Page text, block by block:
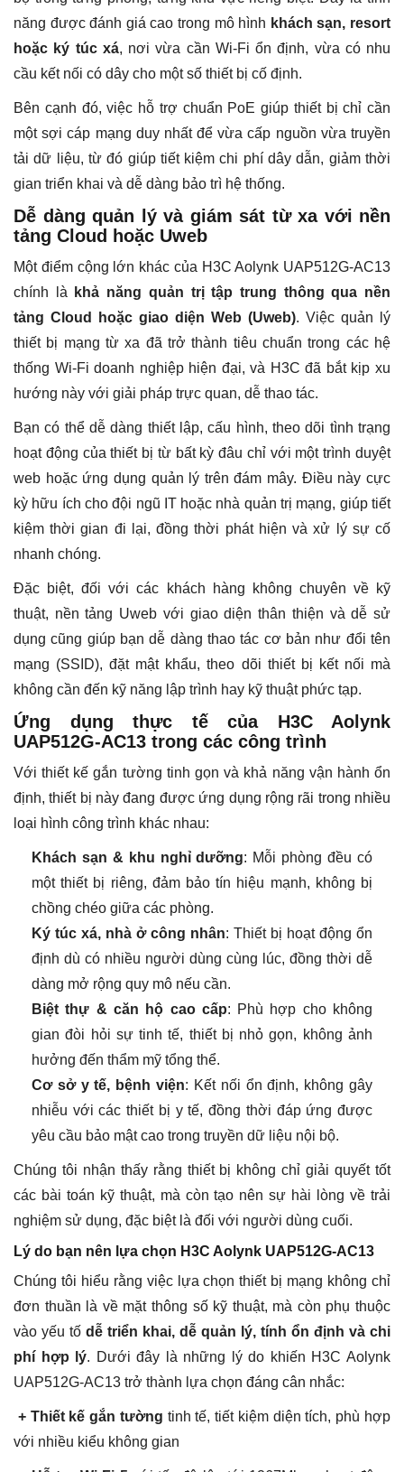
năng được đánh giá cao trong mô hình khách sạn, resort
hoặc ký túc xá, nơi vừa cần Wi-Fi ổn định, vừa có nhu
cầu kết nối có dây cho một số thiết bị cố định.
Bên cạnh đó, việc hỗ trợ chuẩn PoE giúp thiết bị chỉ cần
một sợi cáp mạng duy nhất để vừa cấp nguồn vừa truyền
tải dữ liệu, từ đó giúp tiết kiệm chi phí dây dẫn, giảm thời
gian triển khai và dễ dàng bảo trì hệ thống.
Dễ dàng quản lý và giám sát từ xa với nền
tảng Cloud hoặc Uweb
Một điểm cộng lớn khác của H3C Aolynk UAP512G-AC13
chính là
khả năng quản trị tập trung thông qua nền
tảng Cloud hoặc giao diện Web (Uweb). Việc quản lý
thiết bị mạng từ xa đã trở thành tiêu chuẩn trong các hệ
thống Wi-Fi doanh nghiệp hiện đại, và H3C đã bắt kịp xu
hướng này với giải pháp trực quan, dễ thao tác.
Bạn có thể dễ dàng thiết lập, cấu hình, theo dõi tình trạng
hoạt động của thiết bị từ bất kỳ đâu chỉ với một trình duyệt
web hoặc ứng dụng quản lý trên đám mây. Điều này cực
kỳ hữu ích cho đội ngũ IT hoặc nhà quản trị mạng, giúp tiết
kiệm thời gian đi lại, đồng thời phát hiện và xử lý sự cố
nhanh chóng.
Đặc biệt, đối với các khách hàng không chuyên về kỹ
thuật, nền tảng Uweb với giao diện thân thiện và dễ sử
dụng cũng giúp bạn dễ dàng thao tác cơ bản như đổi tên
mạng (SSID), đặt mật khẩu, theo dõi thiết bị kết nối mà
không cần đến kỹ năng lập trình hay kỹ thuật phức tạp.
Ứng dụng thực tế của H3C Aolynk
UAP512G-AC13 trong các công trình
Với thiết kế gắn tường tinh gọn và khả năng vận hành ổn
định, thiết bị này đang được ứng dụng rộng rãi trong nhiều
loại hình công trình khác nhau:
Khách sạn & khu nghỉ dưỡng: Mỗi phòng đều có
một thiết bị riêng, đảm bảo tín hiệu mạnh, không bị
chồng chéo giữa các phòng.
Ký túc xá, nhà ở công nhân: Thiết bị hoạt động ổn
định dù có nhiều người dùng cùng lúc, đồng thời dễ
dàng mở rộng quy mô nếu cần.
Biệt thự & căn hộ cao cấp: Phù hợp cho không
gian đòi hỏi sự tinh tế, thiết bị nhỏ gọn, không ảnh
hưởng đến thẩm mỹ tổng thể.
Cơ sở y tế, bệnh viện: Kết nối ổn định, không gây
nhiễu với các thiết bị y tế, đồng thời đáp ứng được
yêu cầu bảo mật cao trong truyền dữ liệu nội bộ.
Chúng tôi nhận thấy rằng thiết bị không chỉ giải quyết tốt
các bài toán kỹ thuật, mà còn tạo nên sự hài lòng về trải
nghiệm sử dụng, đặc biệt là đối với người dùng cuối.
Lý do bạn nên lựa chọn H3C Aolynk UAP512G-AC13
Chúng tôi hiểu rằng việc lựa chọn thiết bị mạng không chỉ
đơn thuần là về mặt thông số kỹ thuật, mà còn phụ thuộc
vào yếu tố dễ triển khai, dễ quản lý, tính ổn định và chi
phí hợp lý. Dưới đây là những lý do khiến H3C Aolynk
UAP512G-AC13 trở thành lựa chọn đáng cân nhắc:
+ Thiết kế gắn tường tinh tế, tiết kiệm diện tích, phù hợp
với nhiều kiểu không gian